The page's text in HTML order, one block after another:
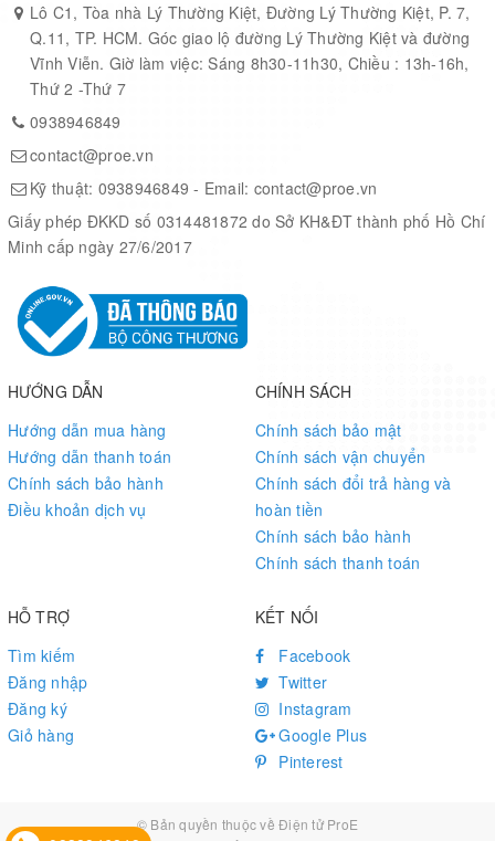
Lô C1, Tòa nhà Lý Thường Kiệt, Đường Lý Thường Kiệt, P. 7,
Q.11, TP. HCM. Góc giao lộ đường Lý Thường Kiệt và đường
Vĩnh Viễn. Giờ làm việc: Sáng 8h30-11h30, Chiều : 13h-16h,
Thứ 2 -Thứ 7
0938946849
contact@proe.vn
Kỹ thuật: 0938946849 - Email: contact@proe.vn
Giấy phép ĐKKD số 0314481872 do Sở KH&ĐT thành phố Hồ Chí
Minh cấp ngày 27/6/2017
HƯỚNG DẪN
Hướng dẫn mua hàng
Hướng dẫn thanh toán
Chính sách bảo hành
Điều khoản dịch vụ
CHÍNH SÁCH
Chính sách bảo mật
Chính sách vận chuyển
Chính sách đổi trả hàng và
hoàn tiền
Chính sách bảo hành
Chính sách thanh toán
HỖ TRỢ
Tìm kiếm
Đăng nhập
Đăng ký
Giỏ hàng
KẾT NỐI
Facebook
Twitter
Instagram
Google Plus
Pinterest
© Bản quyền thuộc vềĐiện tử ProE